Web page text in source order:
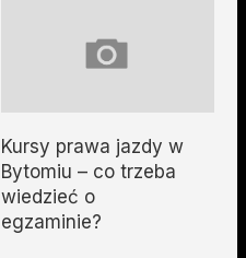
Kursy prawa jazdy w
Bytomiu – co trzeba
wiedzieć o
egzaminie?